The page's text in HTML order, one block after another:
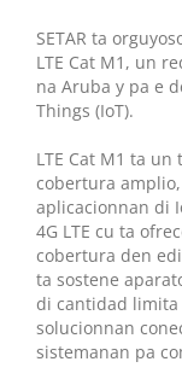
SETAR ta
LTE Cat M1, un
na Aruba y pa e
Things (IoT).
LTE Cat M1 ta
cobertura
aplicacionnan di
4G LTE cu ta
cobertura den
ta sostene
di cantidad
solucionnan
sistemanan pa